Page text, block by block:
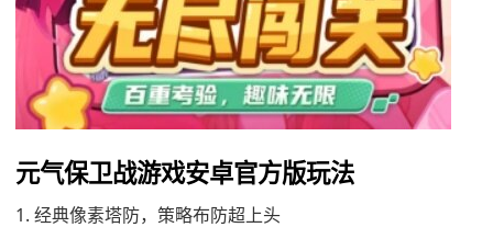
元气保卫战游戏安卓官方版玩法
1. 经典像素塔防，策略布防超上头